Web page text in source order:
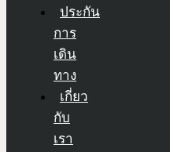
ประกัน
การ
เดิน
ทาง
เกี่ยว
กับ
เรา